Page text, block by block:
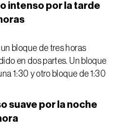
intenso por la tarde
bloque de tres horas
en dos partes. Un bloque
1:30 y otro bloque de 1:30
suave por la noche